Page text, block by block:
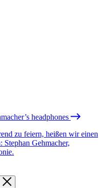
headphones
zu feiern, heißen wir einen
Gehmacher,